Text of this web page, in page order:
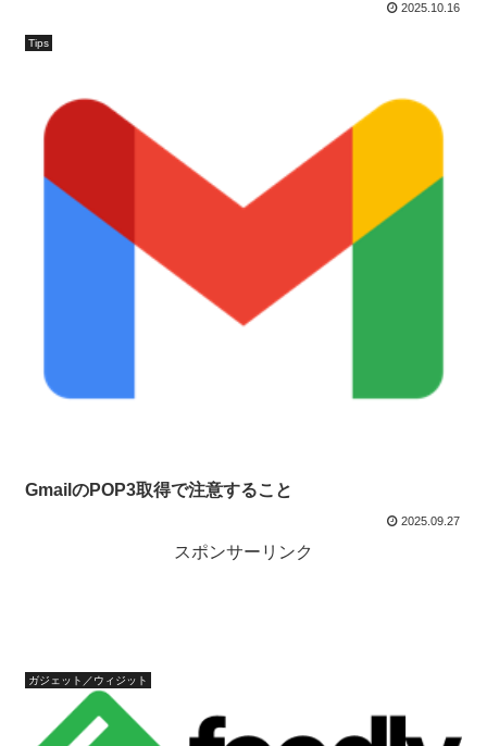
2025.10.16
Tips
GmailのPOP3取得で注意すること
2025.09.27
スポンサーリンク
ガジェット／ウィジット